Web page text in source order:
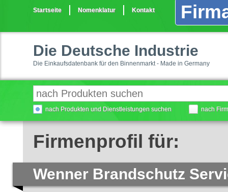
Startseite Nomenklatur Kontakt
Die Deutsche Industrie
Die Einkaufsdatenbank für den Binnenmarkt - Made in Germany
nach Produkten und Dienstleistungen suchen nach
Firmenprofil für:
Wenner Brandschutz